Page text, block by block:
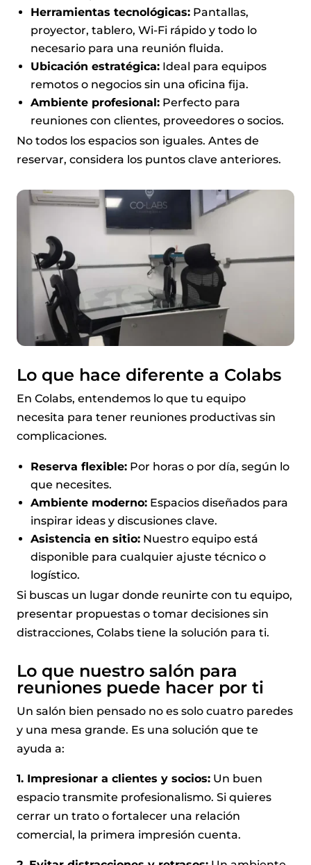
Herramientas tecnológicas: Pantallas,
proyector, tablero, Wi-Fi rápido y todo lo
necesario para una reunión fluida.
Ubicación estratégica: Ideal para equipos
remotos o negocios sin una oficina fija.
Ambiente profesional: Perfecto para
reuniones con clientes, proveedores o socios.
No todos los espacios son iguales. Antes de
reservar, considera los puntos clave anteriores.
Lo que hace diferente a Colabs
En Colabs, entendemos lo que tu equipo
necesita para tener reuniones productivas sin
complicaciones.
Reserva flexible: Por horas o por día, según lo
que necesites.
Ambiente moderno: Espacios diseñados para
inspirar ideas y discusiones clave.
Asistencia en sitio: Nuestro equipo está
disponible para cualquier ajuste técnico o
logístico.
Si buscas un lugar donde reunirte con tu equipo,
presentar propuestas o tomar decisiones sin
distracciones, Colabs tiene la solución para ti.
Lo que nuestro salón para
reuniones puede hacer por ti
Un salón bien pensado no es solo cuatro paredes
y una mesa grande. Es una solución que te
ayuda a:
1. Impresionar a clientes y socios: Un buen
espacio transmite profesionalismo. Si quieres
cerrar un trato o fortalecer una relación
comercial, la primera impresión cuenta.